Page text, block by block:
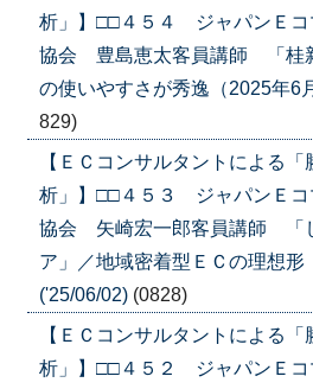
析」】□□４５４ ジャパンＥコ
協会 豊島恵太客員講師 「桂
の使いやすさが秀逸（2025年6
829)
【ＥＣコンサルタントによる
析」】□□４５３ ジャパンＥコ
協会 矢崎宏一郎客員講師 「
ア」／地域密着型ＥＣの理想形
('25/06/02) (0828)
【ＥＣコンサルタントによる
析」】□□４５２ ジャパンＥコ